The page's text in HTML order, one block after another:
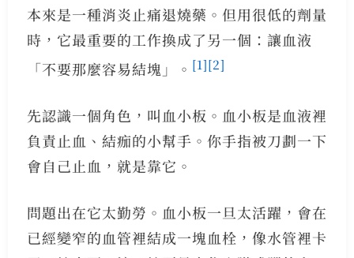
本來是一種消炎止痛退燒藥。但用很低的劑量
時，它最重要的工作換成了另一個：讓血液
「不要那麼容易結塊」。 [1][2]
先認識一個角色，叫血小板。血小板是血液裡
負責止血、結痂的小幫手。你手指被刀劃一下
會自己止血，就是靠它。
問題出在它太勤勞。血小板一旦太活躍，會在
已經變窄的血管裡結成一塊血栓，像水管裡卡